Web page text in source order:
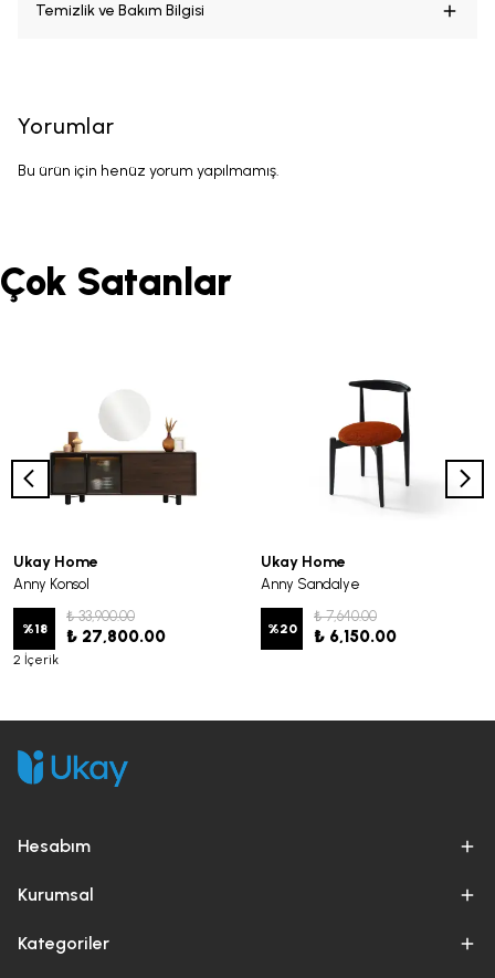
Temizlik ve Bakım Bilgisi
Yorumlar
Bu ürün için henüz yorum yapılmamış.
Çok Satanlar
Ukay Home
Anny Konsol
%18
₺ 33,900.00
₺ 27,800.00
2 İçerik
Ukay Home
Anny Sandalye
%20
₺ 7,640.00
₺ 6,150.00
Hesabım
Kurumsal
Kategoriler